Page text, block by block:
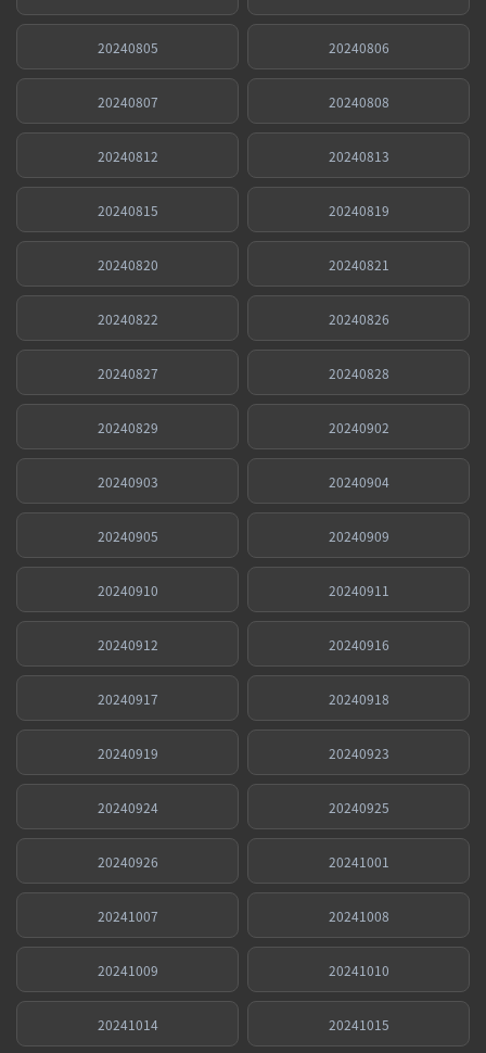
20240805 20240806
20240807 20240808
20240812 20240813
20240815 20240819
20240820 20240821
20240822 20240826
20240827 20240828
20240829 20240902
20240903 20240904
20240905 20240909
20240910 20240911
20240912 20240916
20240917 20240918
20240919 20240923
20240924 20240925
20240926 20241001
20241007 20241008
20241009 20241010
20241014 20241015